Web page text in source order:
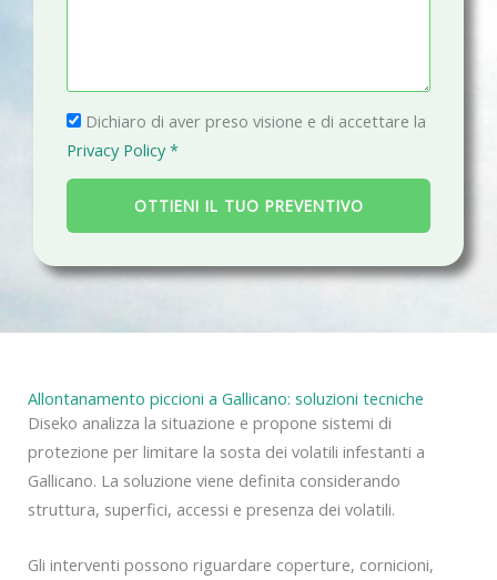
a
g
g
i
P
r
i
a
c
Dichiaro di aver preso visione e di accettare la
Privacy Policy *
OTTIENI IL TUO PREVENTIVO
Allontanamento piccioni a Gallicano: soluzioni tecniche
Diseko analizza la situazione e propone sistemi di
protezione per limitare la sosta dei volatili infestanti a
Gallicano. La soluzione viene definita considerando
struttura, superfici, accessi e presenza dei volatili.
Gli interventi possono riguardare coperture, cornicioni,